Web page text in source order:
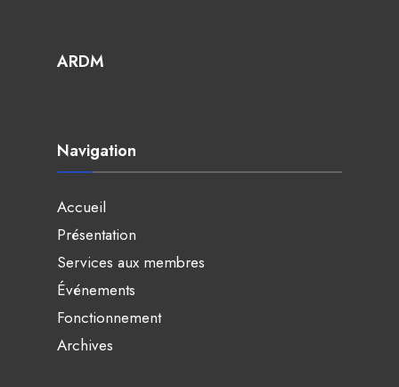
ARDM
Navigation
Accueil
Présentation
Services aux membres
Événements
Fonctionnement
Archives